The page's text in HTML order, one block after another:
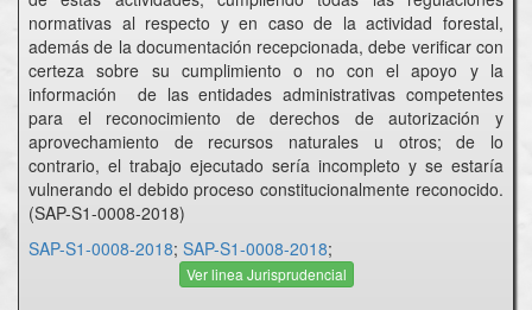
normativas al respecto y en caso de la actividad forestal,
además de la documentación recepcionada, debe verificar con
certeza sobre su cumplimiento o no con el apoyo y la
información de las entidades administrativas competentes
para el reconocimiento de derechos de autorización y
aprovechamiento de recursos naturales u otros; de lo
contrario, el trabajo ejecutado sería incompleto y se estaría
vulnerando el debido proceso constitucionalmente reconocido.
(SAP-S1-0008-2018)
SAP-S1-0008-2018; SAP-S1-0008-2018;
Ver linea Jurisprudencial